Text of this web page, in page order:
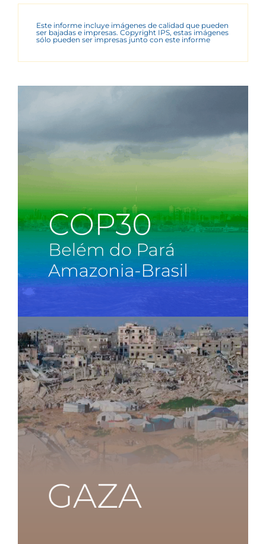
Este informe incluye imágenes de calidad que pueden
ser bajadas e impresas. Copyright IPS, estas imágenes
sólo pueden ser impresas junto con este informe